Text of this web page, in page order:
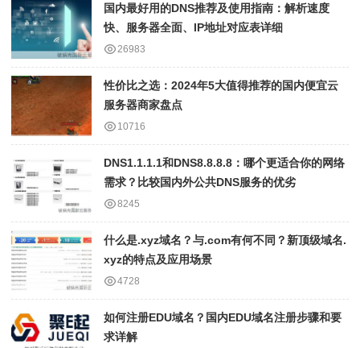
国内最好用的DNS推荐及使用指南：解析速度
快、服务器全面、IP地址对应表详细
26983
性价比之选：2024年5大值得推荐的国内便宜云
服务器商家盘点
10716
DNS1.1.1.1和DNS8.8.8.8：哪个更适合你的网络
需求？比较国内外公共DNS服务的优劣
8245
什么是.xyz域名？与.com有何不同？新顶级域名.
xyz的特点及应用场景
4728
如何注册EDU域名？国内EDU域名注册步骤和要
求详解